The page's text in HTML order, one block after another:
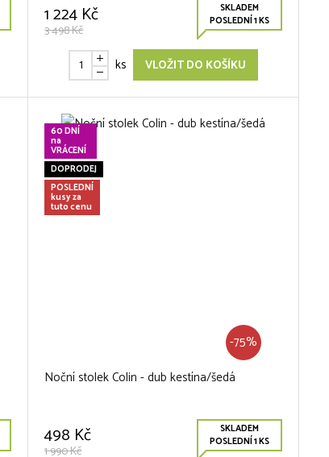
1 224 Kč
3 498 Kč
SKLADEM
POSLEDNÍ 1 KS
ks VLOŽIT DO KOŠÍKU
60 DNÍ
na
VRÁCENÍ
DOPRODEJ
POSLEDNÍ
kusy za
tuto cenu
-75%
Noční stolek Colin - dub kestína/šedá
498 Kč
1 990 Kč
SKLADEM
POSLEDNÍ 1 KS